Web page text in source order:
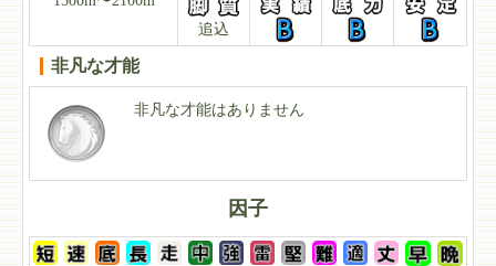
追込
非凡な才能
非凡な才能はありません
因子